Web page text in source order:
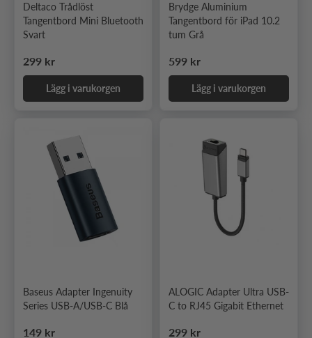
Deltaco Trådlöst
Tangentbord Mini Bluetooth
Svart
Ordinarie pris
299 kr
Lägg i varukorgen
Brydge Aluminium
Tangentbord för iPad 10.2
tum Grå
Ordinarie pris
599 kr
Lägg i varukorgen
Baseus Adapter Ingenuity
Series USB-A/USB-C Blå
Ordinarie pris
149 kr
ALOGIC Adapter Ultra USB-
C to RJ45 Gigabit Ethernet
Ordinarie pris
299 kr